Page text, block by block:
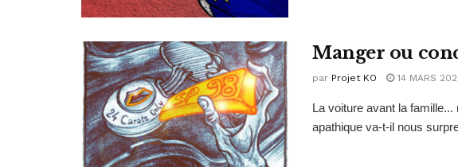
Manger ou
par Projet KO 14 MARS
La voiture avant la
apathique va-t-il nous